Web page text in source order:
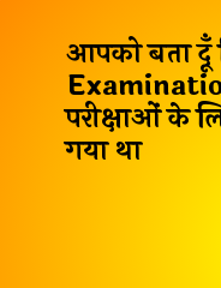
आपको बता दूँ
परीक्षाओं के
गया था